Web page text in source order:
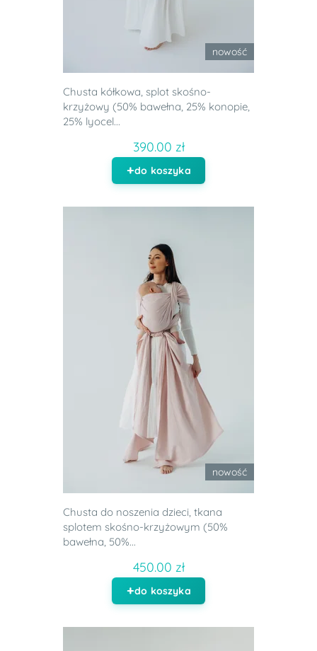
nowość
Chusta kółkowa, splot skośno-
krzyżowy (50% bawełna, 25% konopie,
25% lyocel...
390.00 zł
do koszyka
nowość
Chusta do noszenia dzieci, tkana
splotem skośno-krzyżowym (50%
bawełna, 50%...
450.00 zł
do koszyka